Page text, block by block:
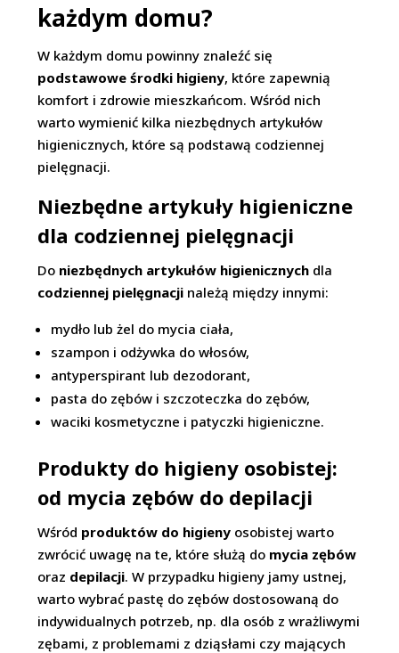
każdym domu?
W każdym domu powinny znaleźć się
podstawowe środki higieny, które zapewnią
komfort i zdrowie mieszkańcom. Wśród nich
warto wymienić kilka niezbędnych artykułów
higienicznych, które są podstawą codziennej
pielęgnacji.
Niezbędne artykuły higieniczne
dla codziennej pielęgnacji
Do niezbędnych artykułów higienicznych dla
codziennej pielęgnacji należą między innymi:
mydło lub żel do mycia ciała,
szampon i odżywka do włosów,
antyperspirant lub dezodorant,
pasta do zębów i szczoteczka do zębów,
waciki kosmetyczne i patyczki higieniczne.
Produkty do higieny osobistej:
od mycia zębów do depilacji
Wśród produktów do higieny osobistej warto
zwrócić uwagę na te, które służą do mycia zębów
oraz depilacji. W przypadku higieny jamy ustnej,
warto wybrać pastę do zębów dostosowaną do
indywidualnych potrzeb, np. dla osób z wrażliwymi
zębami, z problemami z dziąsłami czy mających